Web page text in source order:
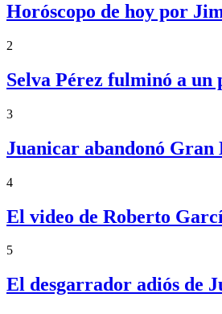
Horóscopo de hoy por
2
Selva Pérez fulminó a
3
Juanicar abandonó Gran
4
El video de Roberto
5
El desgarrador adiós de